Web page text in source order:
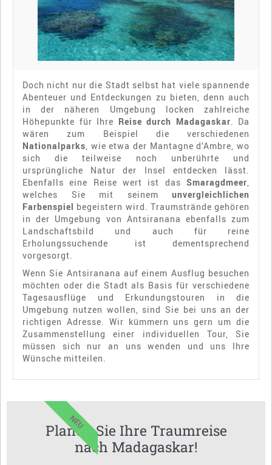
Doch nicht nur die Stadt selbst hat viele spannende
Abenteuer und Entdeckungen zu bieten, denn auch
in der näheren Umgebung locken zahlreiche
Höhepunkte für Ihre Reise durch Madagaskar. Da
wären zum Beispiel die verschiedenen
Nationalparks, wie etwa der Mantagne d’Ambre, wo
sich die teilweise noch unberührte und
ursprüngliche Natur der Insel entdecken lässt.
Ebenfalls eine Reise wert ist das Smaragdmeer,
welches Sie mit seinem unvergleichlichen
Farbenspiel begeistern wird. Traumstrände gehören
in der Umgebung von Antsiranana ebenfalls zum
Landschaftsbild und auch für reine
Erholungssuchende ist dementsprechend
vorgesorgt.
Wenn Sie Antsiranana auf einem Ausflug besuchen
möchten oder die Stadt als Basis für verschiedene
Tagesausflüge und Erkundungstouren in die
Umgebung nutzen wollen, sind Sie bei uns an der
richtigen Adresse. Wir kümmern uns gern um die
Zusammenstellung einer individuellen Tour, Sie
müssen sich nur an uns wenden und uns Ihre
Wünsche mitteilen.
Planen Sie Ihre Traumreise
nach Madagaskar!
NEU